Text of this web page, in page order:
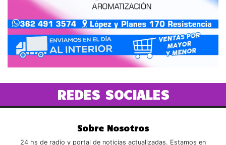
REDES SOCIALES
Sobre Nosotros
24 hs de radio y portal de noticias actualizadas. Estamos en